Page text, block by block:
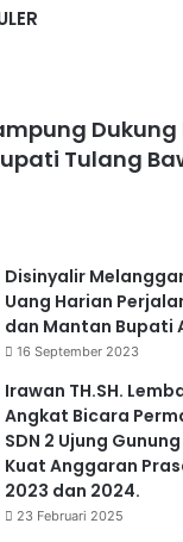
Tulang
Disinyalir
Uang Harian
dan Mantan Bupati
16 September 2023
Irawan TH.SH.
Angkat Bicara
SDN 2 Ujung
Kuat Anggaran
2023 dan 2024.
23 Februari 2025